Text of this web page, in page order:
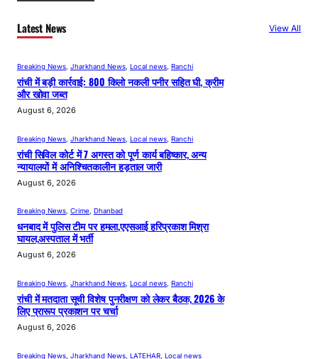
Latest News View All
Breaking News Jharkhand News Local news Ranchi
रांची में बड़ी कार्रवाई: 800 किलो नकली पनीर सहित घी, क्रीम
और खोवा जब्त
August 6, 2026
Breaking News Jharkhand News Local news Ranchi
रांची सिविल कोर्ट में 7 अगस्त को पूर्ण कार्य बहिष्कार, अन्य
न्यायालयों में अनिश्चितकालीन हड़ताल जारी
August 6, 2026
Breaking News, Crime, Dhanbad
धनबाद में पुलिस टीम पर हमला,एएसआई हरिप्रकाश मिश्रा
घायल,अस्पताल में भर्ती
August 6, 2026
Breaking News Jharkhand News Local news Ranchi
रांची में मतदाता सूची विशेष पुनरीक्षण को लेकर बैठक, 2026 के
लिए प्रारूप प्रकाशन पर चर्चा
August 6, 2026
Breaking News Jharkhand News LATEHAR Local news